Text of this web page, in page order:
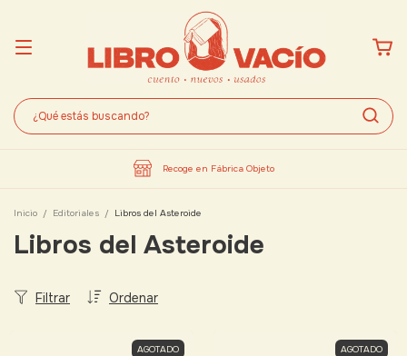
Recoge en Fábrica Objeto
Inicio / Editoriales / Libros del Asteroide
Libros del Asteroide
Ordenar
Filtrar
AGOTADO AGOTADO